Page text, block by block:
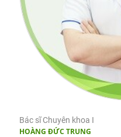
Bác sĩ Chuyên khoa I
HOÀNG ĐỨC TRUNG